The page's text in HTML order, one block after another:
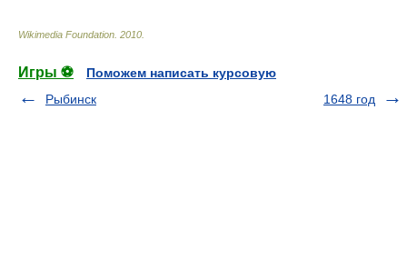
Wikimedia Foundation 2010
Игры ⚽
Поможем написать курсовую
Рыбинск
1648 год